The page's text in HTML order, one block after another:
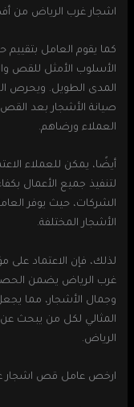
اشجار غرب الرياض من
كما يقوم العامل بتقييم
الأسلوب الأمثل للقص
المدى الطويل. ويحرص
صيانة الأشجار بعد
العملاء ورضاهم.
أيضًا، يمكن للعملاء
لتنفيذ جميع الأعمال
الشركات، حيث يوفر
الأشجار المختلفة.
لذلك، فإن الاعتماد
غرب الرياض يضمن
وجمال الأشجار، مما
المثالي لكل من يبحث عن
الرياض.
ارخص عامل قص اشجار